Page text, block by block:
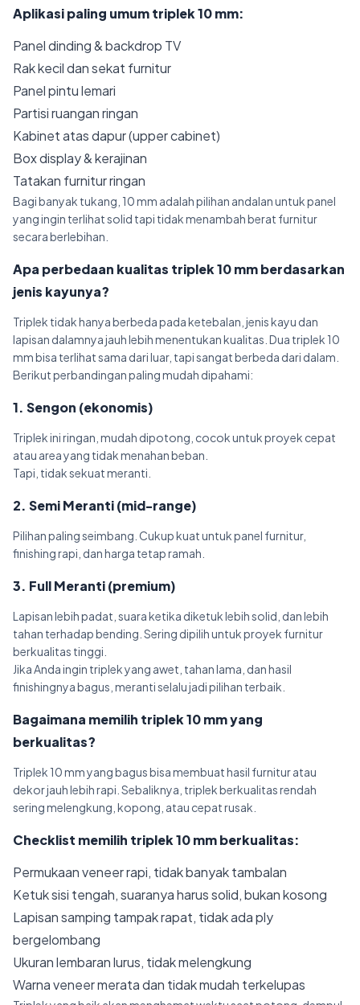
Aplikasi paling umum triplek 10 mm:
Panel dinding & backdrop TV
Rak kecil dan sekat furnitur
Panel pintu lemari
Partisi ruangan ringan
Kabinet atas dapur (upper cabinet)
Box display & kerajinan
Tatakan furnitur ringan
Bagi banyak tukang, 10 mm adalah pilihan andalan untuk panel
yang ingin terlihat solid tapi tidak menambah berat furnitur
secara berlebihan.
Apa perbedaan kualitas triplek 10 mm berdasarkan
jenis kayunya?
Triplek tidak hanya berbeda pada ketebalan, jenis kayu dan
lapisan dalamnya jauh lebih menentukan kualitas. Dua triplek 10
mm bisa terlihat sama dari luar, tapi sangat berbeda dari dalam.
Berikut perbandingan paling mudah dipahami:
1. Sengon (ekonomis)
Triplek ini ringan, mudah dipotong, cocok untuk proyek cepat
atau area yang tidak menahan beban.
Tapi, tidak sekuat meranti.
2. Semi Meranti (mid-range)
Pilihan paling seimbang. Cukup kuat untuk panel furnitur,
finishing rapi, dan harga tetap ramah.
3. Full Meranti (premium)
Lapisan lebih padat, suara ketika diketuk lebih solid, dan lebih
tahan terhadap bending. Sering dipilih untuk proyek furnitur
berkualitas tinggi.
Jika Anda ingin triplek yang awet, tahan lama, dan hasil
finishingnya bagus, meranti selalu jadi pilihan terbaik.
Bagaimana memilih triplek 10 mm yang
berkualitas?
Triplek 10 mm yang bagus bisa membuat hasil furnitur atau
dekor jauh lebih rapi. Sebaliknya, triplek berkualitas rendah
sering melengkung, kopong, atau cepat rusak.
Checklist memilih triplek 10 mm berkualitas:
Permukaan veneer rapi, tidak banyak tambalan
Ketuk sisi tengah, suaranya harus solid, bukan kosong
Lapisan samping tampak rapat, tidak ada ply
bergelombang
Ukuran lembaran lurus, tidak melengkung
Warna veneer merata dan tidak mudah terkelupas